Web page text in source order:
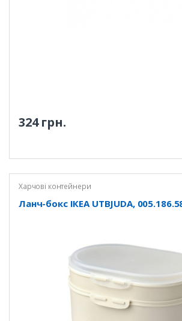
324 грн.
Харчові контейнери
Ланч-бокс ІКЕА UTBJUDA,